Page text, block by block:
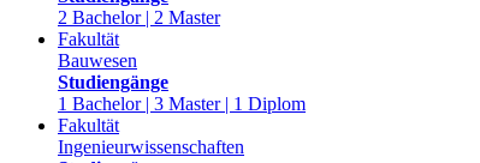
2 Bachelor | 2 Master
Fakultät
Bauwesen
Studiengänge
1 Bachelor | 3 Master | 1 Diplom
Fakultät
Ingenieurwissenschaften